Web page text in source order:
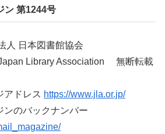
第1244号
人 日本図書館協会
Library Association 無断転載
ドレス https://www.jla.or.jp/
のバックナンバー